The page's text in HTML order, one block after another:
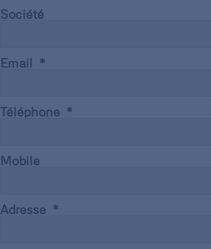
Société
Email
Téléphone
Mobile
Adresse